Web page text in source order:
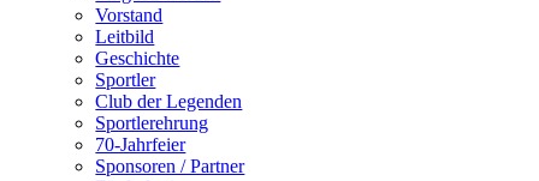
Vorstand
Leitbild
Geschichte
Sportler
Club der Legenden
Sportlerehrung
70-Jahrfeier
Sponsoren / Partner